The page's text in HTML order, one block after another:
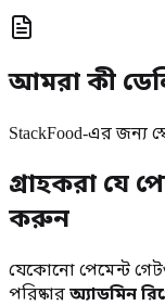
আমরা কী
StackFood-এর জন্য
গ্রাহকরা যে
করুন
যেকোনো পেমেন্ট
পরিষ্কার অ্যাডমিন